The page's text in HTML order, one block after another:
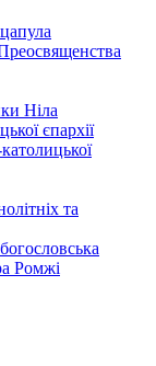
Ніла
єпархії
та
Ромжі